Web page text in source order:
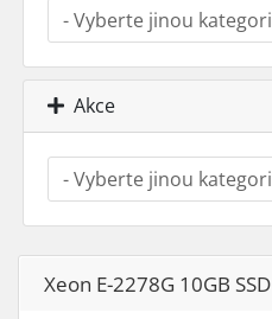
Akce
Xeon E-2278G 10GB SSD